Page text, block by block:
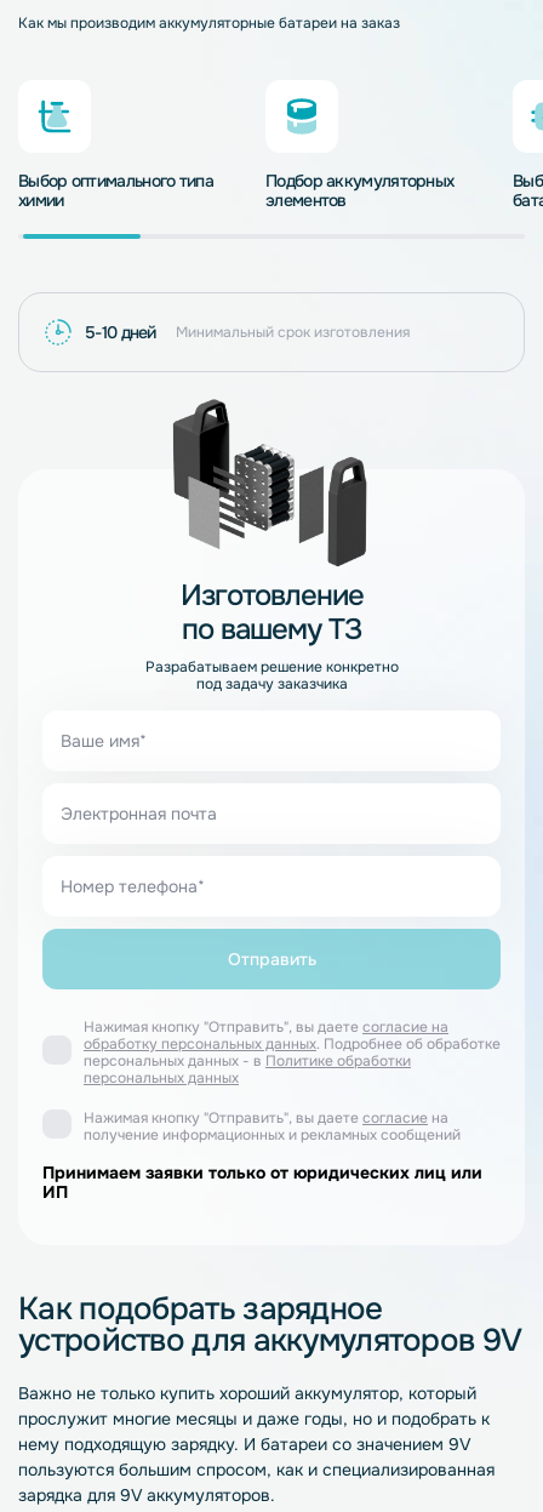
Как мы производим аккумуляторные батареи на заказ
5-10 дней Минимальный срок изготовления
Выбор оптимального типа
химии
Подбор аккумуляторных
элементов
Изготовление
по вашему ТЗ
Разрабатываем решение конкретно
под задачу заказчика
Нажимая кнопку "Отправить", вы даетесогласие на
обработку персональных данных. Подробнее об обработке
персональных данных - в Политике обработки
персональных данных
Нажимая кнопку "Отправить", вы даетесогласие на
получение информационных и рекламных сообщений
Принимаем заявки только от юридических лиц или
ИП
Как подобрать зарядное
устройство для аккумуляторов 9V
Важно не только купить хороший аккумулятор, который
прослужит многие месяцы и даже годы, но и подобрать к
нему подходящую зарядку. И батареи со значением 9V
пользуются большим спросом, как и специализированная
зарядка для 9V аккумуляторов.